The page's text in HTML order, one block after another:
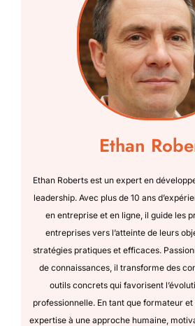
Ethan
Ethan Roberts est un expert en
leadership. Avec plus de 10 ans
en entreprise et en ligne, il guide les
entreprises vers l’atteinte de leurs
stratégies pratiques et efficaces.
de connaissances, il transforme des
outils concrets qui favorisent
professionnelle. En tant que formateur
expertise à une approche humaine,